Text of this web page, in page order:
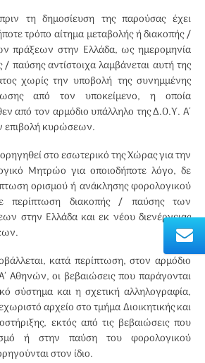
τη δημοσίευση της παρούσας έχει
τρόπο αίτημα μεταβολής ή διακοπής /
πράξεων στην Ελλάδα, ως ημερομηνία
παύσης αντίστοιχα λαμβάνεται αυτή της
χωρίς την υποβολή της συνημμένης
από τον υποκείμενο, η οποία
από τον αρμόδιο υπάλληλο της Δ.Ο.Υ. Α΄
επιβολή κυρώσεων.
στο εσωτερικό της Χώρας για την
Μητρώο για οποιοδήποτε λόγο, δε
ορισμού ή ανάκλησης φορολογικού
περίπτωση διακοπής / παύσης των
στην Ελλάδα και εκ νέου διενέργειας
κατά περίπτωση, στον αρμόδιο
Αθηνών, οι βεβαιώσεις που παράγονται
σύστημα και η σχετική αλληλογραφία,
αρχείο στο τμήμα Διοικητικής και
εκτός από τις βεβαιώσεις που
ή στην παύση του φορολογικού
στον ίδιο.